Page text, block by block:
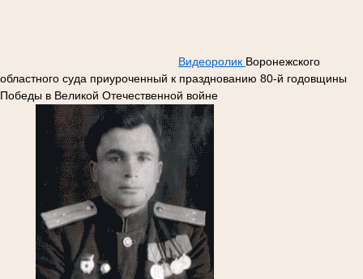
Видеоролик Воронежского
областного суда приуроченный к празднованию 80-й годовщины
Победы в Великой Отечественной войне